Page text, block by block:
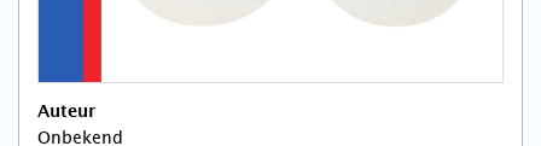
Auteur
Onbekend